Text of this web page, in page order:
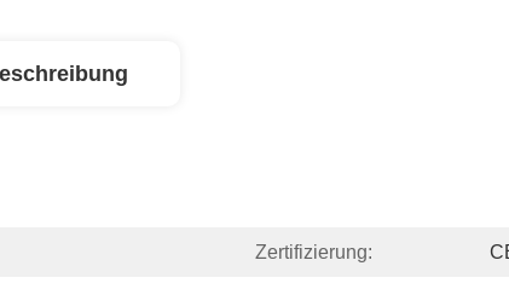
Zertifizierung: